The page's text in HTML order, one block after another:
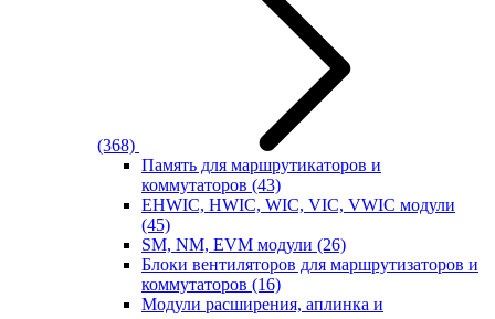
(368)
Память для маршрутикаторов и
коммутаторов (43)
EHWIC, HWIC, WIC, VIC, VWIC модули
(45)
SM, NM, EVM модули (26)
Блоки вентиляторов для маршрутизаторов и
коммутаторов (16)
Модули расширения, аплинка и